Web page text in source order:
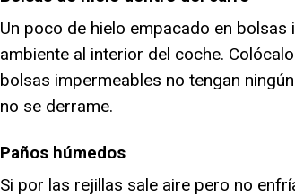
Un poco de hielo empacado en
ambiente al interior del coche.
bolsas impermeables no tengan
no se derrame.
Paños húmedos
Si por las rejillas sale aire pero no